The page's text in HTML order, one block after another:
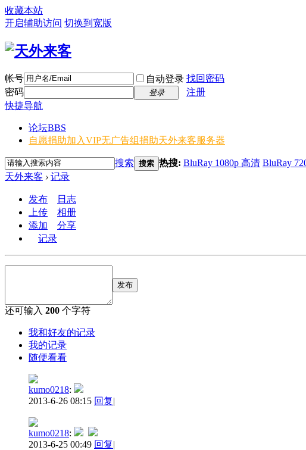
收藏本站
开启辅助访问 切换到宽版
帐号 自动登录 找回密码
密码
登录
注册
快捷导航
论坛BBS
自愿捐助加入VIP无广告组捐助天外来客服务器
搜索 搜索 热搜: BluRay 1080p 高清 BluRay
天外来客 › 记录
发布
日志
上传
相册
添加
分享
记录
发布
还可输入 200 个字符
我和好友的记录
我的记录
随便看看
kumo0218:
2013-6-26 08:15 回复|
kumo0218:
2013-6-25 00:49 回复|